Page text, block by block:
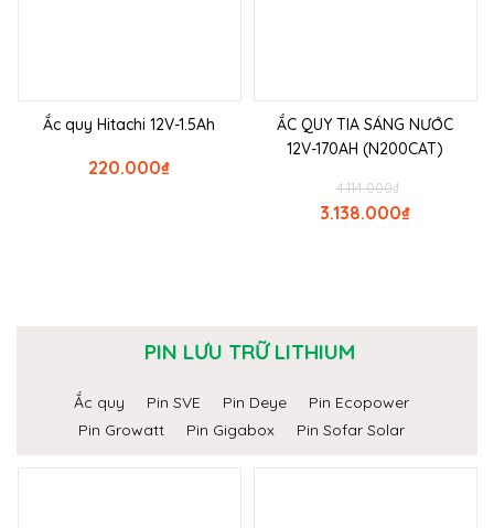
Ắc quy Hitachi 12V-1.5Ah
₫
220.000
ẮC QUY TIA SÁNG NƯỚC
12V-170AH (N200CAT)
₫
4.114.000
₫
3.138.000
PIN LƯU TRỮ LITHIUM
Ắc quy Pin SVE Pin Deye
Pin Ecopower
Pin Growatt
Pin Gigabox Pin Sofar Solar